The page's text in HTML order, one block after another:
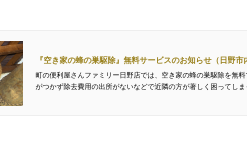
『空き家の蜂の巣駆除』無料サービスのお知らせ（日野
町の便利屋さんファミリー日野店では、空き家の蜂の巣駆除を無
がつかず除去費用の出所がないなどで近隣の方が著しく困ってし